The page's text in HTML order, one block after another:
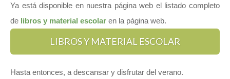
Ya está disponible en nuestra página web el listado completo
de libros y material escolar en la página web.
LIBROS Y MATERIAL ESCOLAR
Hasta entonces, a descansar y disfrutar del verano.